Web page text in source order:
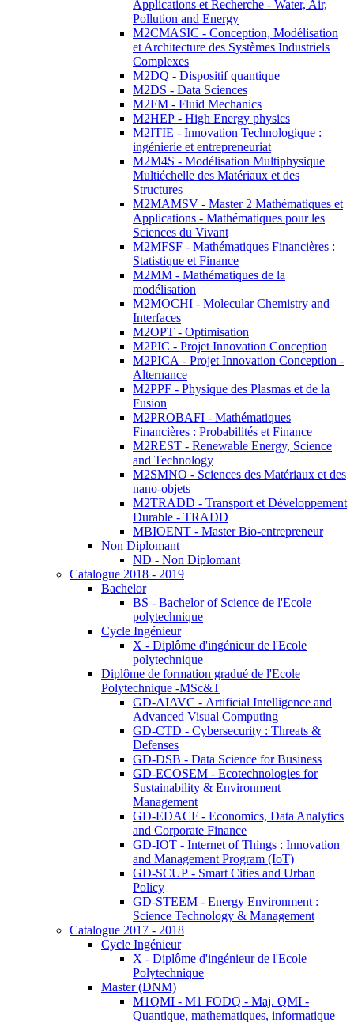
Applications et Recherche - Water, Air,
Pollution and Energy
M2CMASIC - Conception, Modélisation
et Architecture des Systèmes Industriels
Complexes
M2DQ - Dispositif quantique
M2DS - Data Sciences
M2FM - Fluid Mechanics
M2HEP - High Energy physics
M2ITIE - Innovation Technologique :
ingénierie et entrepreneuriat
M2M4S - Modélisation Multiphysique
Multiéchelle des Matériaux et des
Structures
M2MAMSV - Master 2 Mathématiques et
Applications - Mathématiques pour les
Sciences du Vivant
M2MFSF - Mathématiques Financières :
Statistique et Finance
M2MM - Mathématiques de la
modélisation
M2MOCHI - Molecular Chemistry and
Interfaces
M2OPT - Optimisation
M2PIC - Projet Innovation Conception
M2PICA - Projet Innovation Conception -
Alternance
M2PPF - Physique des Plasmas et de la
Fusion
M2PROBAFI - Mathématiques
Financières : Probabilités et Finance
M2REST - Renewable Energy, Science
and Technology
M2SMNO - Sciences des Matériaux et des
nano-objets
M2TRADD - Transport et Développement
Durable - TRADD
MBIOENT - Master Bio-entrepreneur
Non Diplomant
ND - Non Diplomant
Catalogue 2018 - 2019
Bachelor
BS - Bachelor of Science de l'Ecole
polytechnique
Cycle Ingénieur
X - Diplôme d'ingénieur de l'Ecole
polytechnique
Diplôme de formation gradué de l'Ecole
Polytechnique -MSc&T
GD-AIAVC - Artificial Intelligence and
Advanced Visual Computing
GD-CTD - Cybersecurity : Threats &
Defenses
GD-DSB - Data Science for Business
GD-ECOSEM - Ecotechnologies for
Sustainability & Environment
Management
GD-EDACF - Economics, Data Analytics
and Corporate Finance
GD-IOT - Internet of Things : Innovation
and Management Program (IoT)
GD-SCUP - Smart Cities and Urban
Policy
GD-STEEM - Energy Environment :
Science Technology & Management
Catalogue 2017 - 2018
Cycle Ingénieur
X - Diplôme d'ingénieur de l'Ecole
Polytechnique
Master (DNM)
M1QMI - M1 FODQ - Maj. QMI -
Quantique, mathematiques, informatique